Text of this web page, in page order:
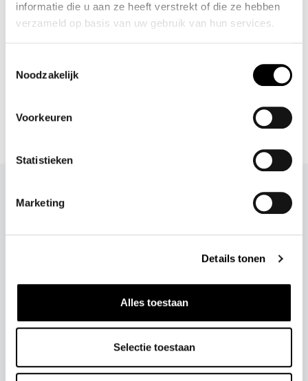
informatie die u aan ze heeft verstrekt of die ze hebben
verzameld op basis van uw gebruik van hun services.
Noodzakelijk
Voorkeuren
Statistieken
Marketing
Details tonen
Alles toestaan
Selectie toestaan
Accessoires
FIORI DOUBLE BUCKET BELT RIEM *IN BLACK of BEIGE of
BURGUNDY
DIT ZEGGEN KAE'S
Snelle levering en fijne communicatie!
- Steffi en Dichelle de Medjes
❮ ❯